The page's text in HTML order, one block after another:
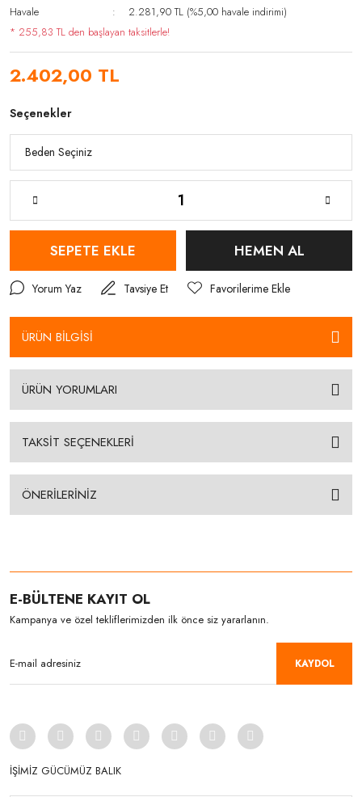
Havale
2.281,90 TL (%5,00 havale indirimi)
* 255,83 TL den başlayan taksitlerle!
2.402,00 TL
Seçenekler
SEPETE EKLE HEMEN AL
Yorum Yaz Tavsiye Et
ÜRÜN BİLGİSİ
ÜRÜN YORUMLARI
TAKSİT SEÇENEKLERİ
ÖNERİLERİNİZ
E-BÜLTENE KAYIT OL
Kampanya ve özel tekliflerimizden ilk önce siz yararlanın.
KAYDOL
İŞİMİZ GÜCÜMÜZ BALIK